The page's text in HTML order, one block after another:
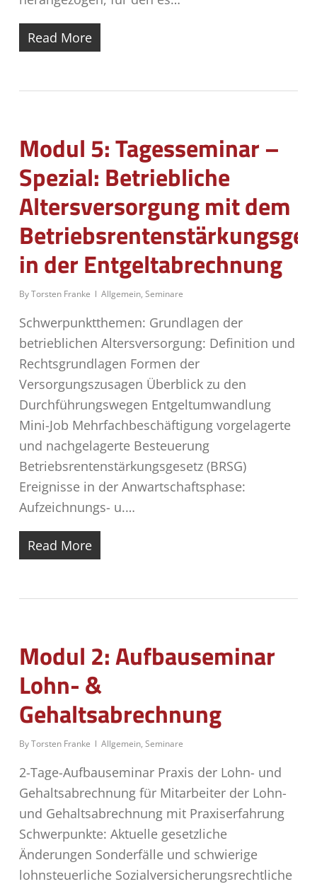
Read More
Modul 5: Tagesseminar –
Spezial: Betriebliche
Altersversorgung mit dem
in der Entgeltabrechnung
ByTorsten Franke Allgemein, Seminare
Schwerpunktthemen: Grundlagen der
betrieblichen Altersversorgung: Definition und
Rechtsgrundlagen Formen der
Versorgungszusagen Überblick zu den
Durchführungswegen Entgeltumwandlung
Mini-Job Mehrfachbeschäftigung vorgelagerte
und nachgelagerte Besteuerung
Betriebsrentenstärkungsgesetz (BRSG)
Ereignisse in der Anwartschaftsphase:
Aufzeichnungs- u.…
Read More
Modul 2: Aufbauseminar
Lohn- &
Gehaltsabrechnung
ByTorsten Franke Allgemein, Seminare
2-Tage-Aufbauseminar Praxis der Lohn- und
Gehaltsabrechnung für Mitarbeiter der Lohn-
und Gehaltsabrechnung mit Praxiserfahrung
Schwerpunkte: Aktuelle gesetzliche
Änderungen Sonderfälle und schwierige
lohnsteuerliche Sozialversicherungsrechtliche